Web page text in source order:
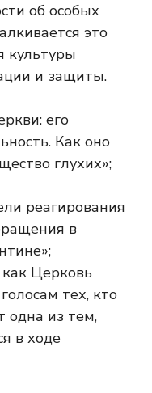
об особых
это
культуры
и защиты.
его
Как оно
глухих»;
реагирования
в
как Церковь
тех, кто
одна из тем,
в ходе